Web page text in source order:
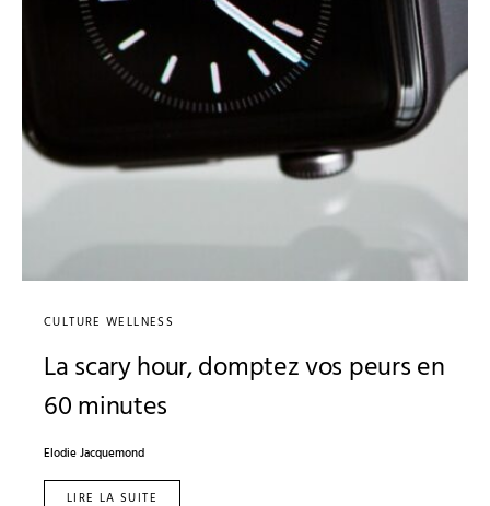
CULTURE WELLNESS
La scary hour, domptez vos peurs en
60 minutes
Elodie Jacquemond
LIRE LA SUITE